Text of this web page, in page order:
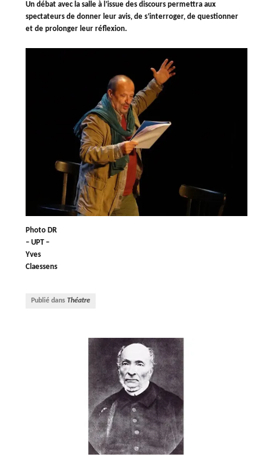
Un débat avec la salle à l’issue des discours permettra aux
spectateurs de donner leur avis, de s’interroger, de questionner
et de prolonger leur réflexion.
Photo DR
– UPT –
Yves
Claessens
Publié dansThéatre